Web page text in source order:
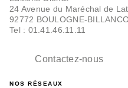
24 Avenue du Maréchal de
92772 BOULOGNE-
Tel : 01.41.46.11.11
Contactez-nous
NOS RÉSEAUX